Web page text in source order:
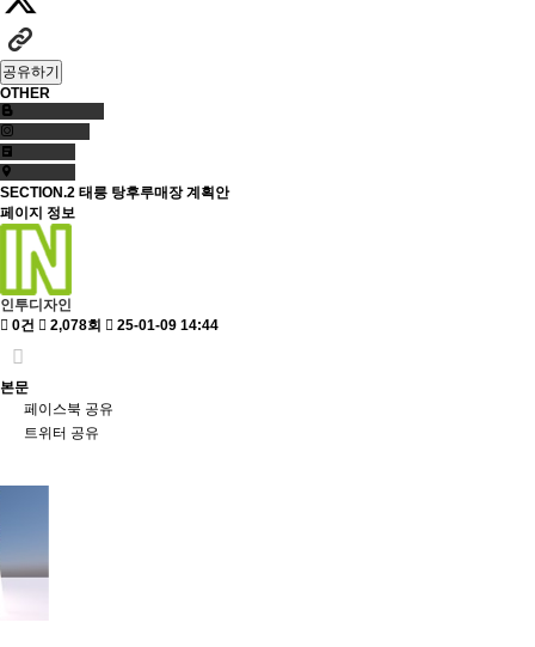
공유하기
OTHER
SECTION.2 태릉 탕후루매장 계획안
페이지 정보
인투디자인
0건
2,078회 25-01-09 14:44
본문
페이스북 공유
트위터 공유